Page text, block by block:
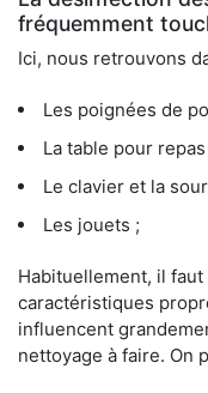
fréquemment
Ici, nous retrouvons
Les poignées de
La table pour repas
Le clavier et la
Les jouets ;
Habituellement, il faut
caractéristiques
influencent
nettoyage à faire. On